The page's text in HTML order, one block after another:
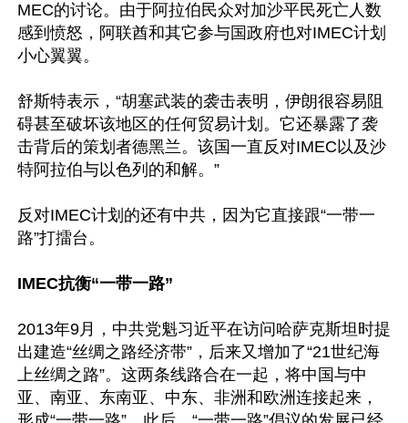
MEC的讨论。由于阿拉伯民众对加沙平民死亡人数
感到愤怒，阿联酋和其它参与国政府也对IMEC计划
小心翼翼。
舒斯特表示，“胡塞武装的袭击表明，伊朗很容易阻
碍甚至破坏该地区的任何贸易计划。它还暴露了袭
击背后的策划者德黑兰。该国一直反对IMEC以及沙
特阿拉伯与以色列的和解。”
反对IMEC计划的还有中共，因为它直接跟“一带一
路”打擂台。
IMEC抗衡“一带一路”
2013年9月，中共党魁习近平在访问哈萨克斯坦时提
出建造“丝绸之路经济带”，后来又增加了“21世纪海
上丝绸之路”。这两条线路合在一起，将中国与中
亚、南亚、东南亚、中东、非洲和欧洲连接起来，